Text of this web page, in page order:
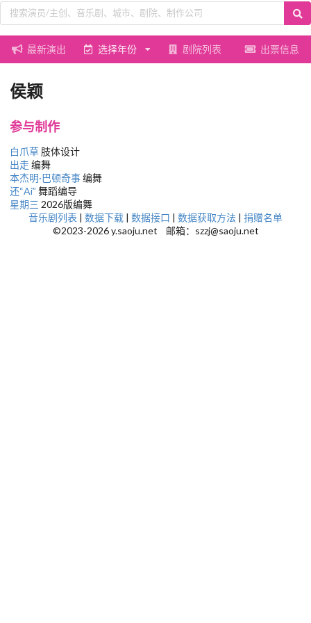
最新演出 选择年份 剧院列表 出票信息
侯颖
参与制作
白爪草 肢体设计
出走 编舞
本杰明·巴顿奇事编舞
还“Ai” 舞蹈编导
星期三 2026版编舞
音乐剧列表 | 数据下载 | 数据接口 | 数据获取方法 | 捐赠名单
©2023-2026 y.saoju.net 邮箱：szzj@saoju.net